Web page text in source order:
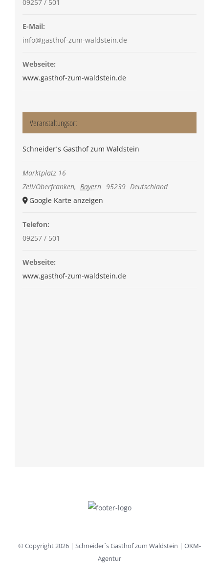
09257 / 501
E-Mail:
info@gasthof-zum-waldstein.de
Webseite:
www.gasthof-zum-waldstein.de
Veranstaltungsort
Schneider´s Gasthof zum Waldstein
Marktplatz 16
Zell/Oberfranken, Bayern 95239 Deutschland
Google Karte anzeigen
Telefon:
09257 / 501
Webseite:
www.gasthof-zum-waldstein.de
© Copyright2026 | Schneider´s Gasthof zum Waldstein | OKM-
Agentur